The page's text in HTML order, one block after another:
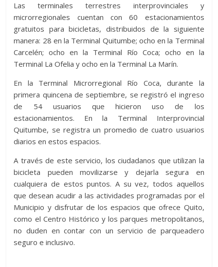
Las terminales terrestres interprovinciales y
microrregionales cuentan con 60 estacionamientos
gratuitos para bicicletas, distribuidos de la siguiente
manera: 28 en la Terminal Quitumbe; ocho en la Terminal
Carcelén; ocho en la Terminal Río Coca; ocho en la
Terminal La Ofelia y ocho en la Terminal La Marín.
En la Terminal Microrregional Río Coca, durante la
primera quincena de septiembre, se registró el ingreso
de 54 usuarios que hicieron uso de los
estacionamientos. En la Terminal Interprovincial
Quitumbe, se registra un promedio de cuatro usuarios
diarios en estos espacios.
A través de este servicio, los ciudadanos que utilizan la
bicicleta pueden movilizarse y dejarla segura en
cualquiera de estos puntos. A su vez, todos aquellos
que desean acudir a las actividades programadas por el
Municipio y disfrutar de los espacios que ofrece Quito,
como el Centro Histórico y los parques metropolitanos,
no duden en contar con un servicio de parqueadero
seguro e inclusivo.